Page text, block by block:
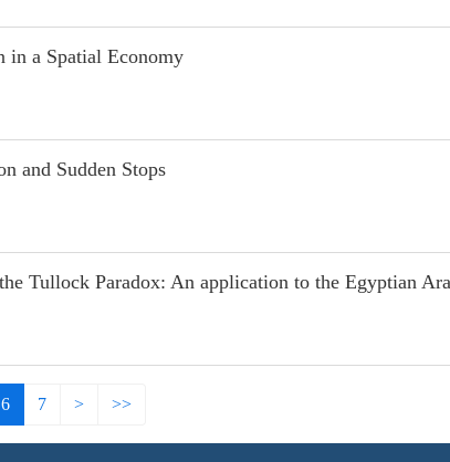
in a Spatial Economy
and Sudden Stops
Tullock Paradox: An application to the Egyptian
6 7 > >>